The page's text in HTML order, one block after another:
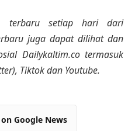
terbaru setiap hari dari
juga dapat dilihat dan
Dailykaltim.co termasuk
Tiktok dan Youtube.
Google News